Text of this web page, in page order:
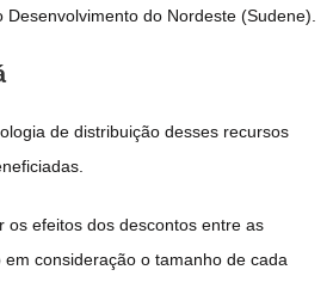
do Nordeste (Sudene).
de distribuição desses recursos
os efeitos dos descontos entre as
consideração o tamanho de cada